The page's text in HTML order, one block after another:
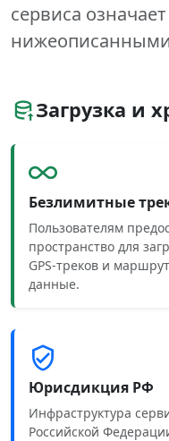
сервиса
Загрузка и
Безлимитные
Пользователям
пространство для
GPS-треков и
данные.
Юрисдикция РФ
Инфраструктура
Российской